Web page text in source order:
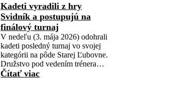
Kadeti vyradili z hry
Svidník a postupujú na
finálový turnaj
V nedeľu (3. mája 2026) odohrali
kadeti posledný turnaj vo svojej
kategórii na pôde Starej Ľubovne.
Družstvo pod vedením trénera…
Čítať viac